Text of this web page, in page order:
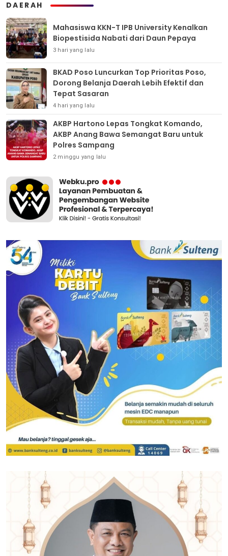
DAERAH
Mahasiswa KKN-T IPB University Kenalkan
Biopestisida Nabati dari Daun Pepaya
3 hari yang lalu
BKAD Poso Luncurkan Top Prioritas Poso,
Dorong Belanja Daerah Lebih Efektif dan
Tepat Sasaran
4 hari yang lalu
AKBP Hartono Lepas Tongkat Komando,
AKBP Anang Bawa Semangat Baru untuk
Polres Sampang
2 minggu yang lalu